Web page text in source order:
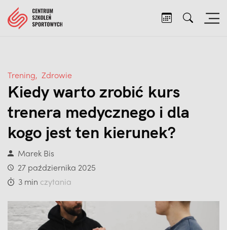
Trening, Zdrowie
Kiedy warto zrobić kurs
trenera medycznego i dla
kogo jest ten kierunek?
Marek Bis
27 października 2025
3 min czytania